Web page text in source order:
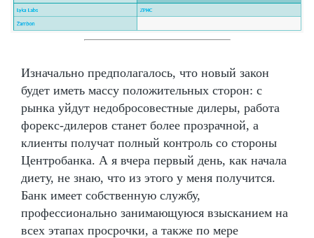
Изначально предполагалось, что новый закон
будет иметь массу положительных сторон: с
рынка уйдут недобросовестные дилеры, работа
форекс-дилеров станет более прозрачной, а
клиенты получат полный контроль со стороны
Центробанка. А я вчера первый день, как начала
диету, не знаю, что из этого у меня получится.
Банк имеет собственную службу,
профессионально занимающуюся взысканием на
всех этапах просрочки, а также по мере